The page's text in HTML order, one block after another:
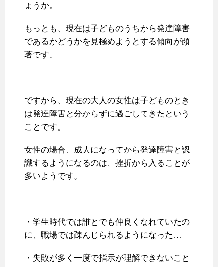
ょうか。
もっとも、現在は子どものうちから発達障害
であるかどうかを見極めようとする傾向が顕
著です。
ですから、現在の大人の女性は子どものとき
は発達障害と分からずに過ごしてきたという
ことです。
女性の場合、成人になってから発達障害と認
識するようになるのは、挫折から入ることが
多いようです。
・学生時代では誰とでも仲良くなれていたの
に、職場では疎んじられるようになった…
・失敗が多く一度で指示が理解できないこと